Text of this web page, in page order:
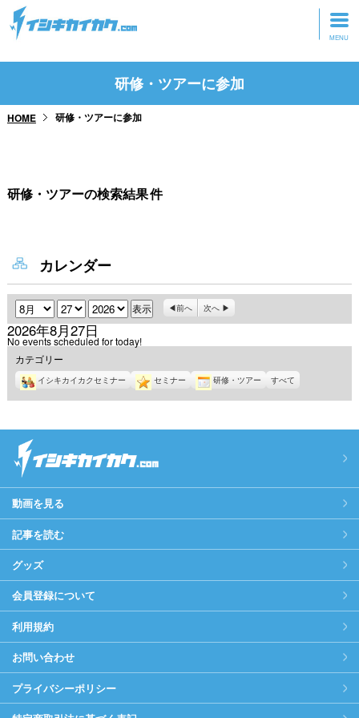
トップページ
研修・ツアーに参加
研修・ツアーに参加
HOME 研修・ツアーに参加
研修・ツアーの検索結果件
カレンダー
月 日 年 前へ 次へ
2026年8月27日
No events scheduled for today!
カテゴリー
イシキカイカクセミナー セミナー 研修・ツアー すべて
動画を見る
記事を読む
グッズ
会員登録について
利用規約
お問い合わせ
プライバシーポリシー